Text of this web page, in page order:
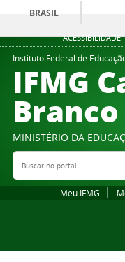
ACESSIBILIDADE
BRASIL
Instituto Federal de
IFMG
Branco
MINISTÉRIO DA
Buscar no portal
Meu IFMG